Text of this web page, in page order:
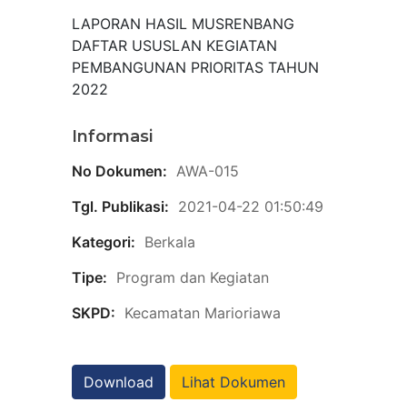
LAPORAN HASIL MUSRENBANG
DAFTAR USUSLAN KEGIATAN
PEMBANGUNAN PRIORITAS TAHUN
2022
Informasi
No Dokumen: AWA-015
Tgl. Publikasi: 2021-04-22 01:50:49
Kategori: Berkala
Tipe: Program dan Kegiatan
SKPD: Kecamatan Marioriawa
Download Lihat Dokumen